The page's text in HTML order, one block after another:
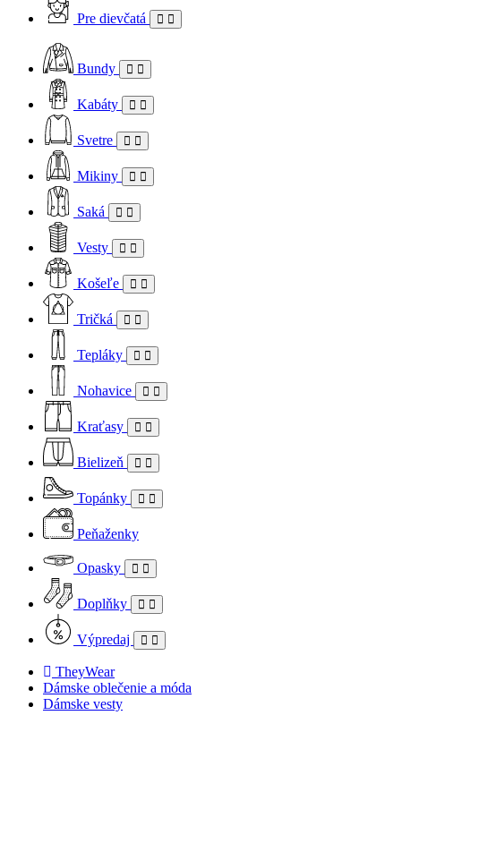
Pre dievčatá
Bundy
Kabáty
Svetre
Mikiny
Saká
Vesty
Košeľe
Tričká
Tepláky
Nohavice
Kraťasy
Bielizeň
Topánky
Peňaženky
Opasky
Doplňky
Výpredaj
TheyWear
Dámske oblečenie a móda
Dámske vesty